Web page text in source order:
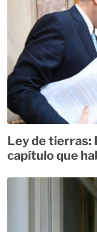
Ley de tierras:
capítulo que